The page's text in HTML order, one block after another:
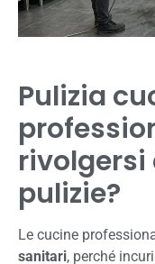
Pulizia
pulizie?
Le cucine
sanitari, perché